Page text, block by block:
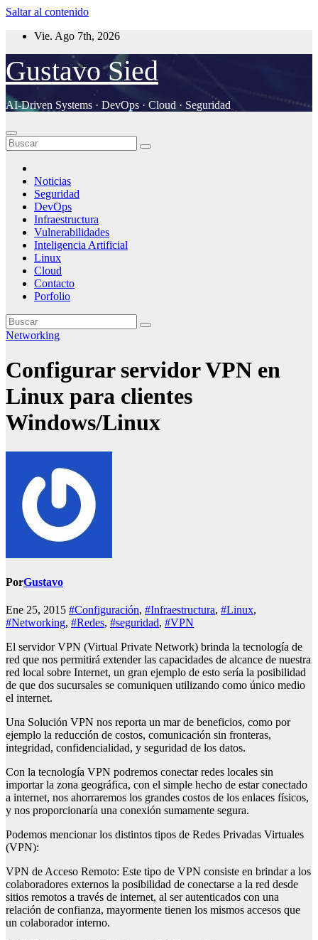
Saltar al contenido
Vie. Ago 7th, 2026
Gustavo Sied
AI-Driven Systems · DevOps · Cloud · Seguridad
Noticias
Seguridad
DevOps
Infraestructura
Vulnerabilidades
Inteligencia Artificial
Linux
Cloud
Contacto
Porfolio
Networking
Configurar servidor VPN en
Linux para clientes
Windows/Linux
PorGustavo
Ene 25, 2015 #Configuración, #Infraestructura, #Linux,
#Networking, #Redes, #seguridad, #VPN
El servidor VPN (Virtual Private Network) brinda la tecnología de
red que nos permitirá extender las capacidades de alcance de nuestra
red local sobre Internet, un gran ejemplo de esto sería la posibilidad
de que dos sucursales se comuniquen utilizando como único medio
el internet.
Una Solución VPN nos reporta un mar de beneficios, como por
ejemplo la reducción de costos, comunicación sin fronteras,
integridad, confidencialidad, y seguridad de los datos.
Con la tecnología VPN podremos conectar redes locales sin
importar la zona geográfica, con el simple hecho de estar conectado
a internet, nos ahorraremos los grandes costos de los enlaces físicos,
y nos proporcionaría una conexión sumamente segura.
Podemos mencionar los distintos tipos de Redes Privadas Virtuales
(VPN):
VPN de Acceso Remoto: Este tipo de VPN consiste en brindar a los
colaboradores externos la posibilidad de conectarse a la red desde
sitios remotos a través de internet, al ser autenticados con una
relación de confianza, mayormente tienen los mismos accesos que
un colaborador interno.